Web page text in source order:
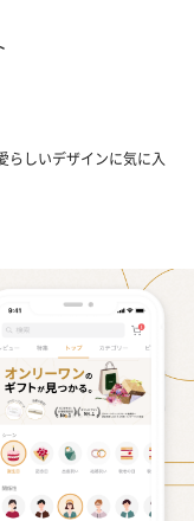
らしいデザインに気に入